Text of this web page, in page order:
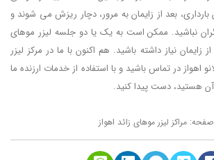
صفحه:مراکز لیزر موهای زائد اهواز